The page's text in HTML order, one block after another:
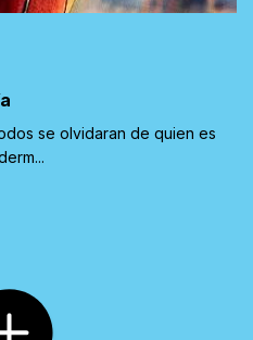
se olvidaran de quien es